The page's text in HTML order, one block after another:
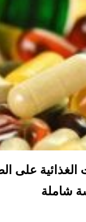
الغذائية على
شاملة